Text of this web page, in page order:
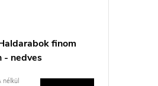
finom
- nedves